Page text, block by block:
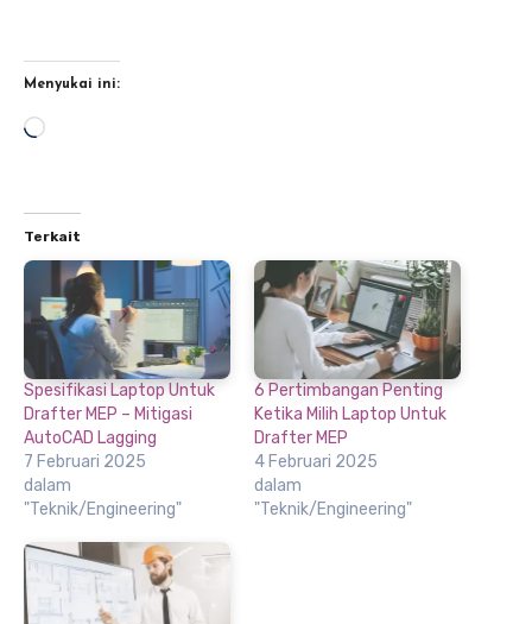
Menyukai ini:
Memuat...
Terkait
Spesifikasi Laptop Untuk
Drafter MEP – Mitigasi
AutoCAD Lagging
7 Februari 2025
dalam
"Teknik/Engineering"
6 Pertimbangan Penting
Ketika Milih Laptop Untuk
Drafter MEP
4 Februari 2025
dalam
"Teknik/Engineering"